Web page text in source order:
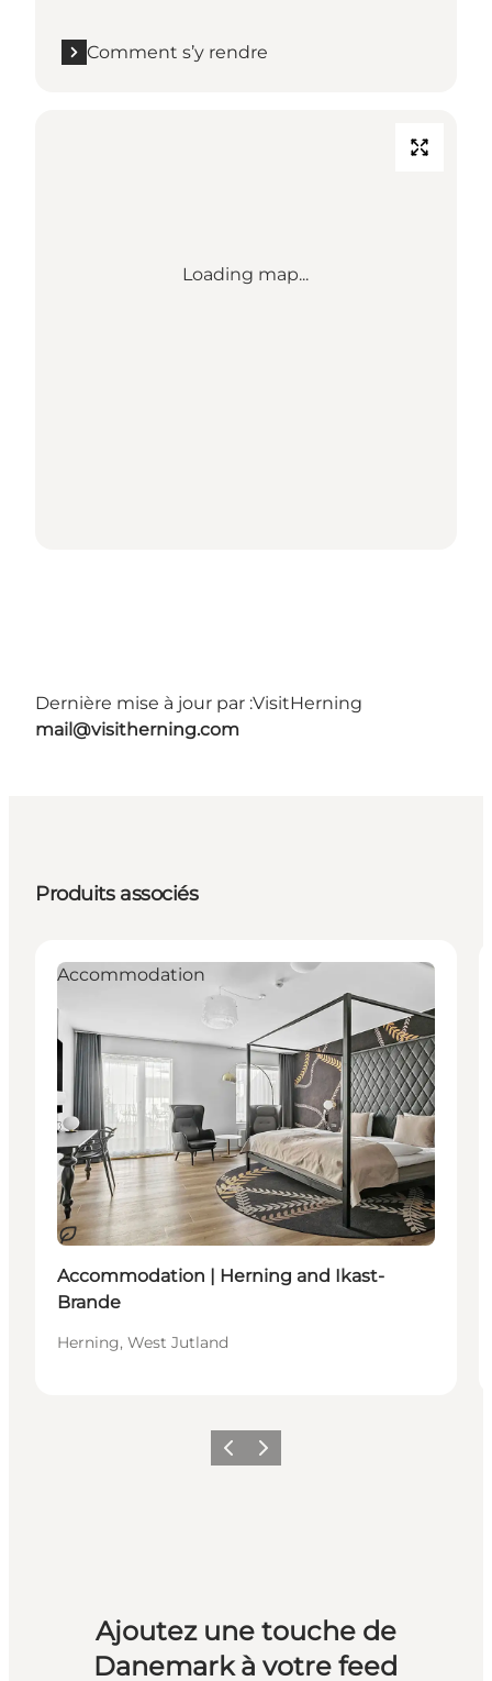
Comment s’y rendre
Loading map...
Dernière mise à jour par :VisitHerning
mail@visitherning.com
Produits associés
Durable
Accommodation
Accommodation | Herning and Ikast-
Brande
Herning, West Jutland
PrécédentSuivant
Ajoutez une touche de
Danemark à votre feed